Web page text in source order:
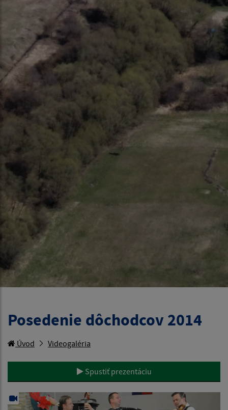
Posedenie dôchodcov 2014
Úvod Videogaléria
Spustiť prezentáciu